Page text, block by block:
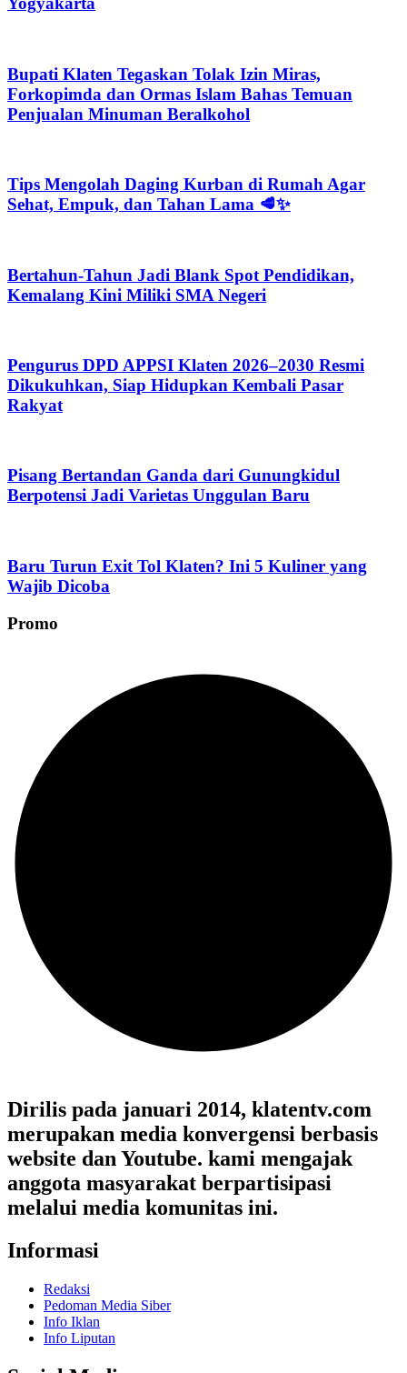
Bupati Klaten Tegaskan Tolak Izin Miras,
Forkopimda dan Ormas Islam Bahas Temuan
Penjualan Minuman Beralkohol
Tips Mengolah Daging Kurban di Rumah Agar
Sehat, Empuk, dan Tahan Lama 🥩✨
Bertahun-Tahun Jadi Blank Spot Pendidikan,
Kemalang Kini Miliki SMA Negeri
Pengurus DPD APPSI Klaten 2026–2030 Resmi
Dikukuhkan, Siap Hidupkan Kembali Pasar
Rakyat
Pisang Bertandan Ganda dari Gunungkidul
Berpotensi Jadi Varietas Unggulan Baru
Baru Turun Exit Tol Klaten? Ini 5 Kuliner yang
Wajib Dicoba
Promo
Dirilis pada januari 2014, klatentv.com
merupakan media konvergensi berbasis
website dan Youtube. kami mengajak
anggota masyarakat berpartisipasi
melalui media komunitas ini.
Informasi
Redaksi
Pedoman Media Siber
Info Iklan
Info Liputan